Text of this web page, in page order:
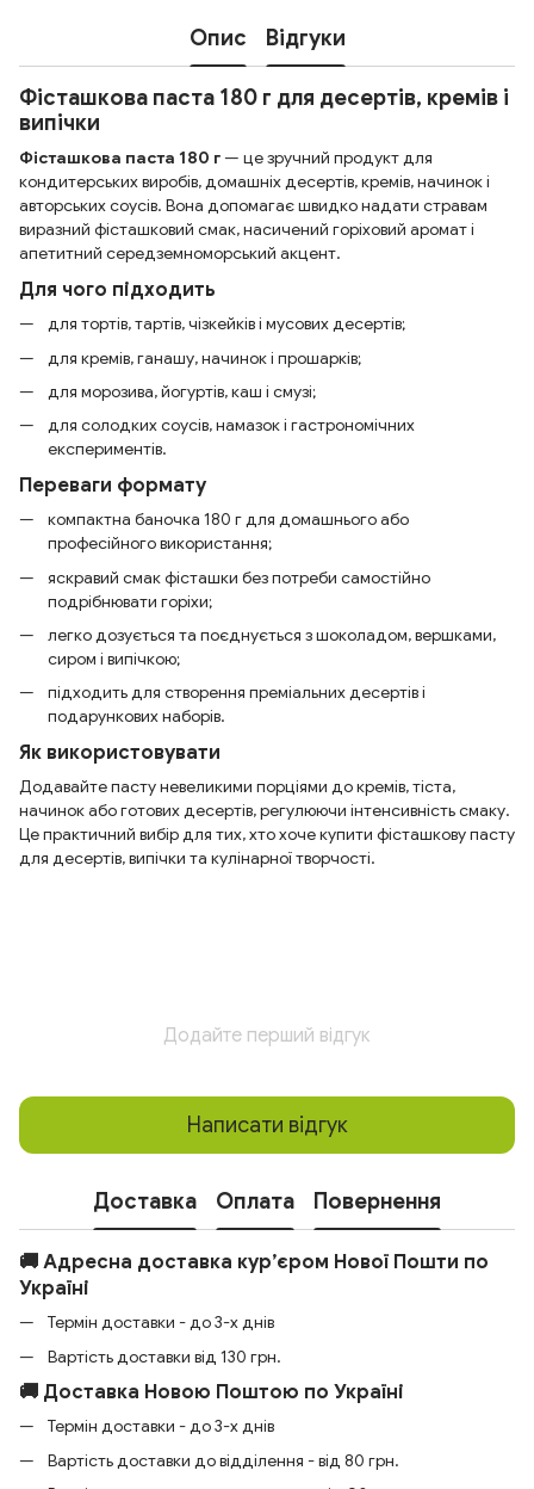
Опис Відгуки
Фісташкова паста 180 г для десертів, кремів і
випічки
Фісташкова паста 180 г— це зручний продукт для
кондитерських виробів, домашніх десертів, кремів, начинок і
авторських соусів. Вона допомагає швидко надати стравам
виразний фісташковий смак, насичений горіховий аромат і
апетитний середземноморський акцент.
Для чого підходить
для тортів, тартів, чізкейків і мусових десертів;
для кремів, ганашу, начинок і прошарків;
для морозива, йогуртів, каш і смузі;
для солодких соусів, намазок і гастрономічних
експериментів.
Переваги формату
компактна баночка 180 г для домашнього або
професійного використання;
яскравий смак фісташки без потреби самостійно
подрібнювати горіхи;
легко дозується та поєднується з шоколадом, вершками,
сиром і випічкою;
підходить для створення преміальних десертів і
подарункових наборів.
Як використовувати
Додавайте пасту невеликими порціями до кремів, тіста,
начинок або готових десертів, регулюючи інтенсивність смаку.
Це практичний вибір для тих, хто хоче купити фісташкову пасту
для десертів, випічки та кулінарної творчості.
Додайте перший відгук
Написати відгук
Доставка Оплата Повернення
🚚 Адресна доставка кур’єром Нової Пошти по
Україні
Термін доставки - до 3-х днів
Вартість доставки від 130 грн.
🚚 Доставка Новою Поштою по Україні
Термін доставки - до 3-х днів
Вартість доставки до відділення - від 80 грн.